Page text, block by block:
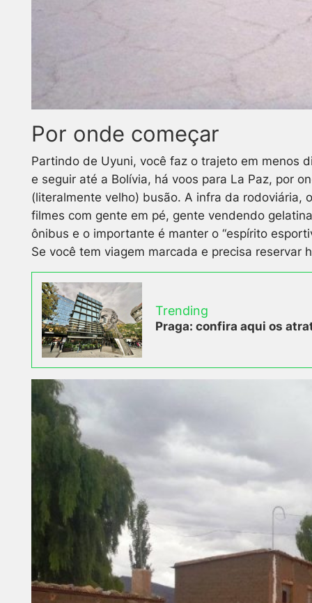
Por onde começar
Partindo de Uyuni, você faz o trajeto em menos
e seguir até a Bolívia, há voos para La Paz, por
(literalmente velho) busão. A infra da rodoviária,
filmes com gente em pé, gente vendendo
ônibus e o importante é manter o “espírito
Se você tem viagem marcada e precisa reservar
Trending
Praga: confira aqui os